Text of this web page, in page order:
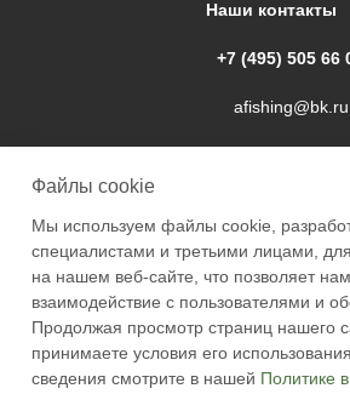
Наши контакты
+7 (495) 505 66
afishing@bk.ru
2026 © Academyfishing - продажа
Москве и России
Файлы cookie
Мы используем файлы cookie,
специалистами и третьими лицами,
на нашем веб-сайте, что позволяет
взаимодействие с пользователями и
Продолжая просмотр страниц нашего
принимаете условия его
сведения смотрите в нашей Политике